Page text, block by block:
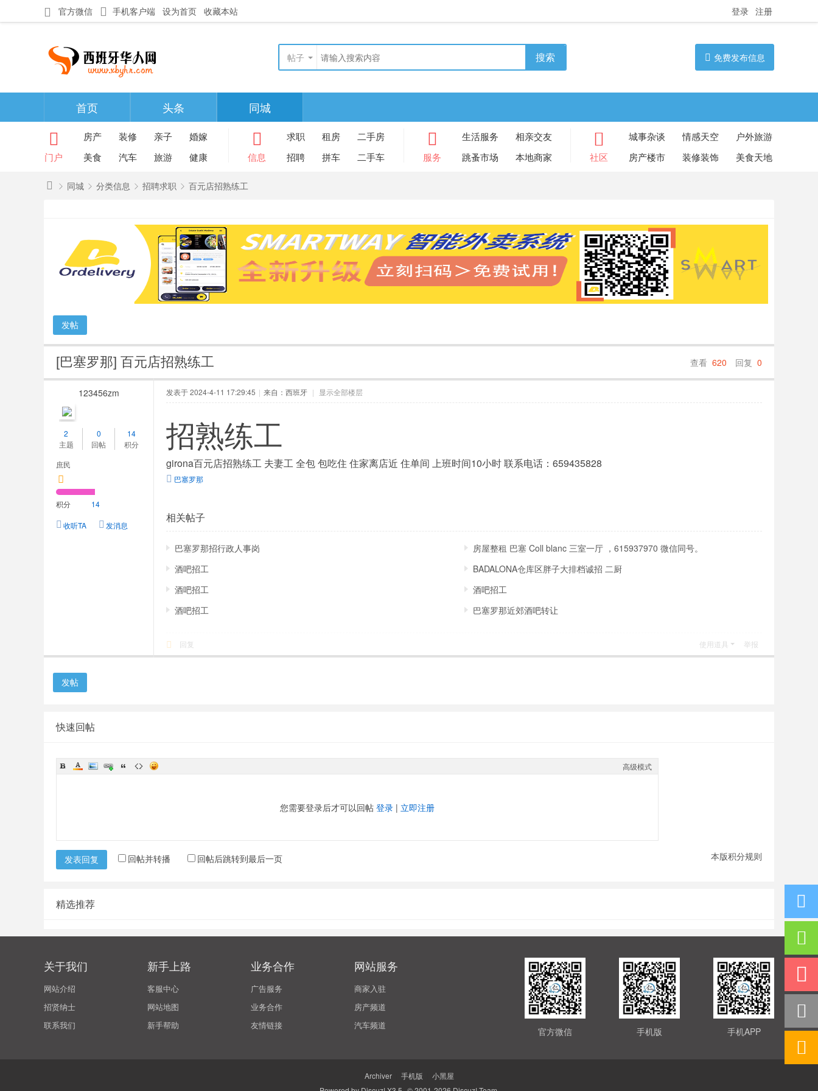
官方微信 手机客户端 设为首页 收藏本站 登录 注册
帖子 搜索 免费发布信息
首页 头条 同城
门户
房产 装修 亲子
婚嫁
美食
汽车 旅游 健康 信息
求职 租房
二手房
招聘
拼车 二手车 服务
生活服务
相亲交友
跳蚤市场
本地商家 社区
城事杂谈 情感天空
户外旅游
房产楼市
装修装饰 美食天地
同城
›
分类信息 招聘求职
›
百元店招熟练工
发帖
查看 620 回复 0
[巴塞罗那] 百元店招熟练工
123456zm
2
主题
0
回帖
14
积分
庶民
积分 14
收听TA 发消息
发表于 2024-4-11 17:29:45 | 来自：西班牙 | 显示全部楼层
招熟练工
girona百元店招熟练工 夫妻工 全包 包吃住 住家离店近 住单间 上班时间10小时 联系电话：659435828
巴塞罗那
相关帖子
巴塞罗那招行政人事岗
房屋整租 巴塞 Coll blanc 三室一厅 ，615937970 微信同号。
酒吧招工
BADALONA仓库区胖子大排档诚招 二厨
酒吧招工
酒吧招工
酒吧招工
巴塞罗那近郊酒吧转让
回复 使用道具 举报
发帖
快速回帖
高级模式
您需要登录后才可以回帖 登录 | 立即注册
本版积分规则
发表回复 回帖并转播 回帖后跳转到最后一页
精选推荐
关于我们
网站介绍
招贤纳士
联系我们
新手上路
客服中心
网站地图
新手帮助
业务合作
广告服务
业务合作
友情链接
网站服务
商家入驻
房产频道
汽车频道
手机APP
手机版
官方微信
Archiver 手机版
小黑屋